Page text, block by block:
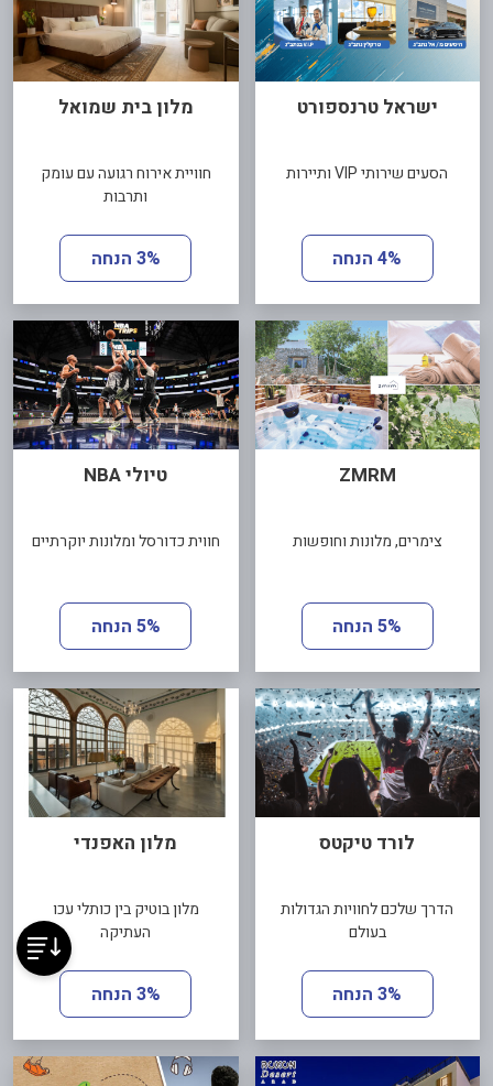
ישראל טרנספורט
הסעים שירותי VIP ותיירות
4% הנחה
מלון בית שמואל
חוויית אירוח רגועה עם עומק
ותרבות
3% הנחה
ZMRM
צימרים, מלונות וחופשות
5% הנחה
טיולי NBA
חווית כדורסל ומלונות יוקרתיים
5% הנחה
לורד טיקטס
הדרך שלכם לחוויות הגדולות
בעולם
3% הנחה
מלון האפנדי
מלון בוטיק בין כותלי עכו
העתיקה
3% הנחה